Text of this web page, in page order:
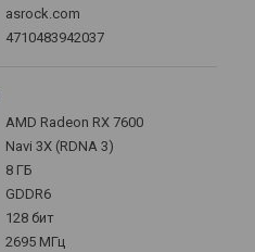
asrock.com
4710483942037
AMD Radeon RX 7600
Navi 3X (RDNA 3)
8 ГБ
GDDR6
128 бит
2695 МГц